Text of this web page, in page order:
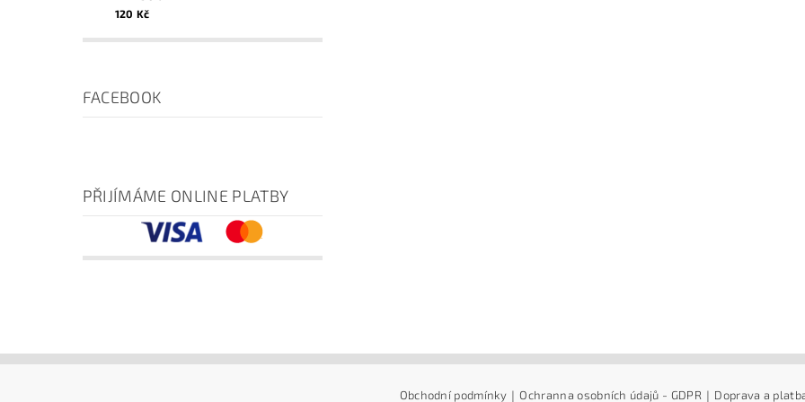
120 Kč
FACEBOOK
PŘIJÍMÁME ONLINE PLATBY
Obchodní podmínky | Ochranna osobních údajů - GDPR | Doprava a